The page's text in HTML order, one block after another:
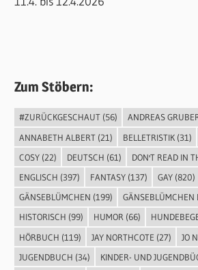
Zum Stöbern:
#ZURÜCKGESCHAUT(56) ANDREAS
ANNABETH ALBERT(21) BELLETRISTIK(31)
COSY(22) DEUTSCH (61) DON'T READ IN
ENGLISCH (397) FANTASY(137) GAY(820)
GÄNSEBLÜMCHEN (199) GÄNSEBLÜMCHEN
HISTORISCH (99) HUMOR(66)
HÖRBUCH (119) JAY NORTHCOTE (27) JO
JUGENDBUCH (34) KINDER- UND